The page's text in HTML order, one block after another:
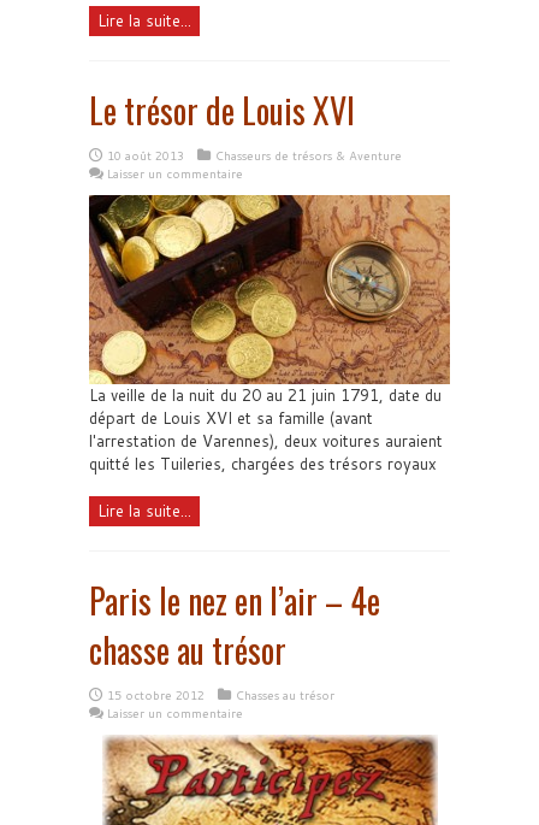
Lire la suite...
Le trésor de Louis XVI
10 août 2013
Chasseurs de trésors & Aventure
Laisser un commentaire
La veille de la nuit du 20 au 21 juin 1791, date du
départ de Louis XVI et sa famille (avant
l'arrestation de Varennes), deux voitures auraient
quitté les Tuileries, chargées des trésors royaux
Lire la suite...
Paris le nez en l’air – 4e
chasse au trésor
15 octobre 2012
Chasses au trésor
Laisser un commentaire